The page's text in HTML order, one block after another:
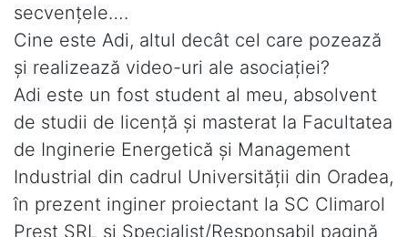
secvenţele….
Cine este Adi, altul decât cel care pozează
şi realizează video-uri ale asociaţiei?
Adi este un fost student al meu, absolvent
de studii de licenţă şi masterat la Facultatea
de Inginerie Energetică şi Management
Industrial din cadrul Universităţii din Oradea,
în prezent inginer proiectant la SC Climarol
Prest SRL şi Specialist/Responsabil pagină